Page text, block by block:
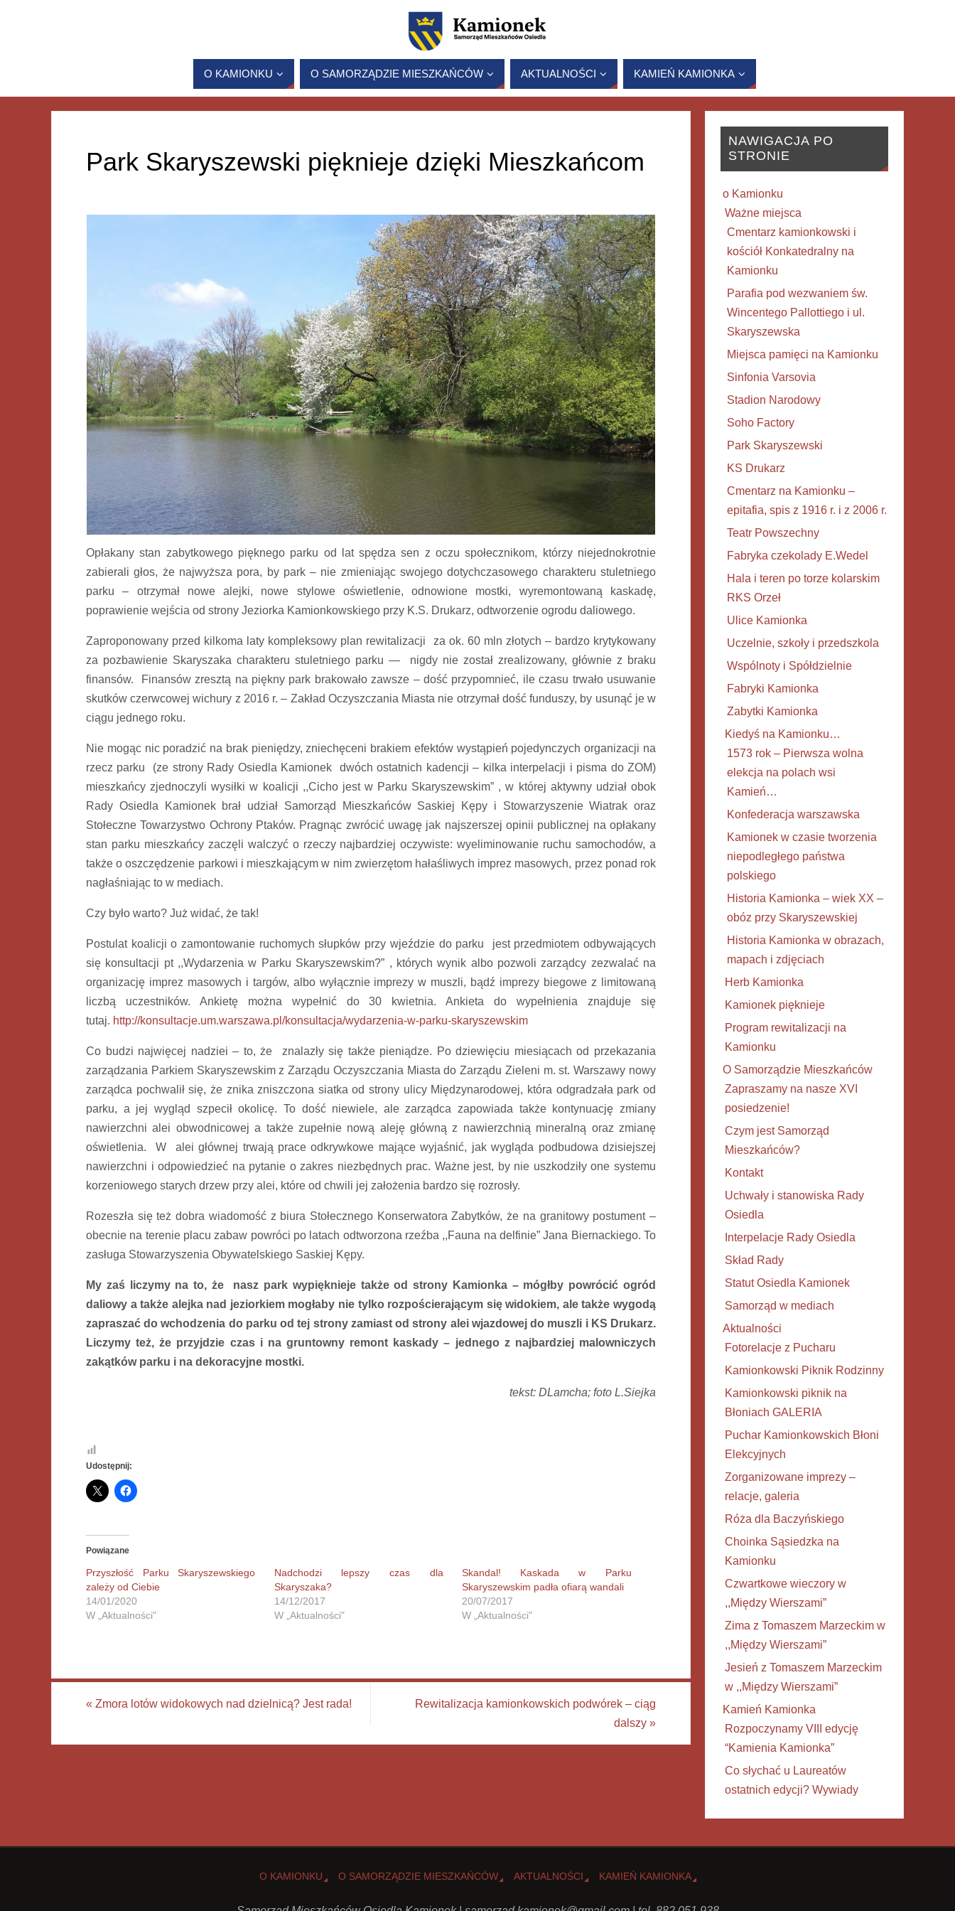
O KAMIONKU O SAMORZĄDZIE MIESZKAŃCÓW AKTUALNOŚCI KAMIEŃ KAMIONKA
Park Skaryszewski pięknieje dzięki Mieszkańcom
Opłakany stan zabytkowego pięknego parku od lat spędza sen z oczu społecznikom, którzy niejednokrotnie
zabierali głos, że najwyższa pora, by park – nie zmieniając swojego dotychczasowego charakteru stuletniego
parku – otrzymał nowe alejki, nowe stylowe oświetlenie, odnowione mostki, wyremontowaną kaskadę,
poprawienie wejścia od strony Jeziorka Kamionkowskiego przy K.S. Drukarz, odtworzenie ogrodu daliowego.
Zaproponowany przed kilkoma laty kompleksowy plan rewitalizacji za ok. 60 mln złotych – bardzo krytykowany
za pozbawienie Skaryszaka charakteru stuletniego parku — nigdy nie został zrealizowany, głównie z braku
finansów. Finansów zresztą na piękny park brakowało zawsze – dość przypomnieć, ile czasu trwało usuwanie
skutków czerwcowej wichury z 2016 r. – Zakład Oczyszczania Miasta nie otrzymał dość funduszy, by usunąć je w
ciągu jednego roku.
Nie mogąc nic poradzić na brak pieniędzy, zniechęceni brakiem efektów wystąpień pojedynczych organizacji na
rzecz parku (ze strony Rady Osiedla Kamionek dwóch ostatnich kadencji – kilka interpelacji i pisma do ZOM)
mieszkańcy zjednoczyli wysiłki w koalicji ,,Cicho jest w Parku Skaryszewskim” , w której aktywny udział obok
Rady Osiedla Kamionek brał udział Samorząd Mieszkańców Saskiej Kępy i Stowarzyszenie Wiatrak oraz
Stołeczne Towarzystwo Ochrony Ptaków. Pragnąc zwrócić uwagę jak najszerszej opinii publicznej na opłakany
stan parku mieszkańcy zaczęli walczyć o rzeczy najbardziej oczywiste: wyeliminowanie ruchu samochodów, a
także o oszczędzenie parkowi i mieszkającym w nim zwierzętom hałaśliwych imprez masowych, przez ponad rok
nagłaśniając to w mediach.
Czy było warto? Już widać, że tak!
Postulat koalicji o zamontowanie ruchomych słupków przy wjeździe do parku jest przedmiotem odbywających
się konsultacji pt ,,Wydarzenia w Parku Skaryszewskim?” , których wynik albo pozwoli zarządcy zezwalać na
organizację imprez masowych i targów, albo wyłącznie imprezy w muszli, bądź imprezy biegowe z limitowaną
liczbą uczestników. Ankietę można wypełnić do 30 kwietnia. Ankieta do wypełnienia znajduje się
tutaj. http://konsultacje.um.warszawa.pl/konsultacja/wydarzenia-w-parku-skaryszewskim
Co budzi najwięcej nadziei – to, że znalazły się także pieniądze. Po dziewięciu miesiącach od przekazania
zarządzania Parkiem Skaryszewskim z Zarządu Oczyszczania Miasta do Zarządu Zieleni m. st. Warszawy nowy
zarządca pochwalił się, że znika zniszczona siatka od strony ulicy Międzynarodowej, która odgradzała park od
parku, a jej wygląd szpecił okolicę. To dość niewiele, ale zarządca zapowiada także kontynuację zmiany
nawierzchni alei obwodnicowej a także zupełnie nową aleję główną z nawierzchnią mineralną oraz zmianę
oświetlenia. W alei głównej trwają prace odkrywkowe mające wyjaśnić, jak wygląda podbudowa dzisiejszej
nawierzchni i odpowiedzieć na pytanie o zakres niezbędnych prac. Ważne jest, by nie uszkodziły one systemu
korzeniowego starych drzew przy alei, które od chwili jej założenia bardzo się rozrosły.
Rozeszła się też dobra wiadomość z biura Stołecznego Konserwatora Zabytków, że na granitowy postument –
obecnie na terenie placu zabaw powróci po latach odtworzona rzeźba ,,Fauna na delfinie” Jana Biernackiego. To
zasługa Stowarzyszenia Obywatelskiego Saskiej Kępy.
My zaś liczymy na to, że nasz park wypięknieje także od strony Kamionka – mógłby powrócić ogród
daliowy a także alejka nad jeziorkiem mogłaby nie tylko rozpościerającym się widokiem, ale także wygodą
zapraszać do wchodzenia do parku od tej strony zamiast od strony alei wjazdowej do muszli i KS Drukarz.
Liczymy też, że przyjdzie czas i na gruntowny remont kaskady – jednego z najbardziej malowniczych
zakątków parku i na dekoracyjne mostki.
tekst: DLamcha; foto L.Siejka
Udostępnij:
Powiązane
Przyszłość Parku Skaryszewskiego
zależy od Ciebie
14/01/2020
W „Aktualności"
Nadchodzi lepszy czas dla
Skaryszaka?
14/12/2017
W „Aktualności"
Skandal! Kaskada w Parku
Skaryszewskim padła ofiarą wandali
20/07/2017
W „Aktualności"
« Zmora lotów widokowych nad dzielnicą? Jest rada!
Rewitalizacja kamionkowskich podwórek – ciąg
dalszy »
NAWIGACJA PO
STRONIE
o Kamionku
Ważne miejsca
Cmentarz kamionkowski i
kościół Konkatedralny na
Kamionku
Parafia pod wezwaniem św.
Wincentego Pallottiego i ul.
Skaryszewska
Miejsca pamięci na Kamionku
Sinfonia Varsovia
Stadion Narodowy
Soho Factory
Park Skaryszewski
KS Drukarz
Cmentarz na Kamionku –
epitafia, spis z 1916 r. i z 2006 r.
Teatr Powszechny
Fabryka czekolady E.Wedel
Hala i teren po torze kolarskim
RKS Orzeł
Ulice Kamionka
Uczelnie, szkoły i przedszkola
Wspólnoty i Spółdzielnie
Fabryki Kamionka
Zabytki Kamionka
Kiedyś na Kamionku…
1573 rok – Pierwsza wolna
elekcja na polach wsi
Kamień…
Konfederacja warszawska
Kamionek w czasie tworzenia
niepodległego państwa
polskiego
Historia Kamionka – wiek XX –
obóz przy Skaryszewskiej
Historia Kamionka w obrazach,
mapach i zdjęciach
Herb Kamionka
Kamionek pięknieje
Program rewitalizacji na
Kamionku
O Samorządzie Mieszkańców
Zapraszamy na nasze XVI
posiedzenie!
Czym jest Samorząd
Mieszkańców?
Kontakt
Uchwały i stanowiska Rady
Osiedla
Interpelacje Rady Osiedla
Skład Rady
Statut Osiedla Kamionek
Samorząd w mediach
Aktualności
Fotorelacje z Pucharu
Kamionkowski Piknik Rodzinny
Kamionkowski piknik na
Błoniach GALERIA
Puchar Kamionkowskich Błoni
Elekcyjnych
Zorganizowane imprezy –
relacje, galeria
Róża dla Baczyńskiego
Choinka Sąsiedzka na
Kamionku
Czwartkowe wieczory w
,,Między Wierszami”
Zima z Tomaszem Marzeckim w
,,Między Wierszami”
Jesień z Tomaszem Marzeckim
w ,,Między Wierszami”
Kamień Kamionka
Rozpoczynamy VIII edycję
“Kamienia Kamionka”
Co słychać u Laureatów
ostatnich edycji? Wywiady
O KAMIONKU O SAMORZĄDZIE MIESZKAŃCÓW AKTUALNOŚCI KAMIEŃ KAMIONKA